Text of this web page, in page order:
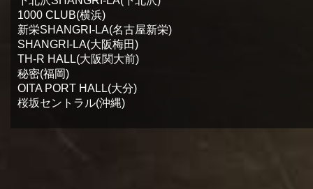
1000 CLUB(横浜)
新栄SHANGRI-LA(名古屋新栄)
SHANGRI-LA(大阪梅田)
TH-R HALL(大阪関大前)
秘密(福岡)
OITA PORT HALL(大分)
桜坂セントラル(沖縄)